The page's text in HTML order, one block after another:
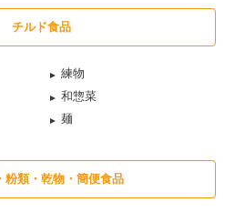
チルド食品
練物
和惣菜
麺
粉類・乾物・簡便食品